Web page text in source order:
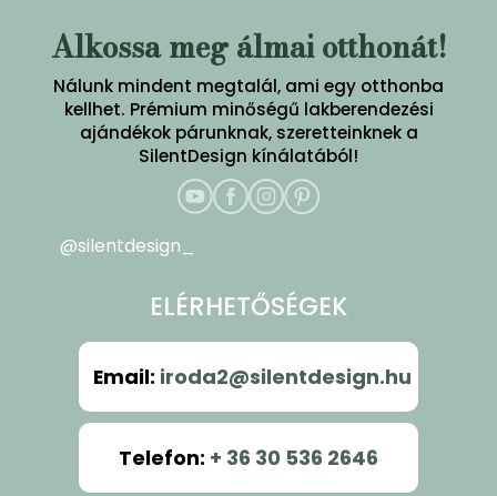
Alkossa meg álmai otthonát!
Nálunk mindent megtalál, ami egy otthonba
kellhet. Prémium minőségű lakberendezési
ajándékok párunknak, szeretteinknek a
SilentDesign kínálatából!
@silentdesign_
ELÉRHETŐSÉGEK
Email: iroda2@silentdesign.hu
Telefon: + 36 30 536 2646